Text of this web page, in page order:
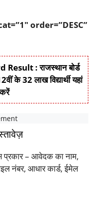
order=”DESC”
: राजस्थान बोर्ड
के 32 लाख विद्यार्थी यहां
– आवेदक का नाम,
नंबर, आधार कार्ड, ईमेल